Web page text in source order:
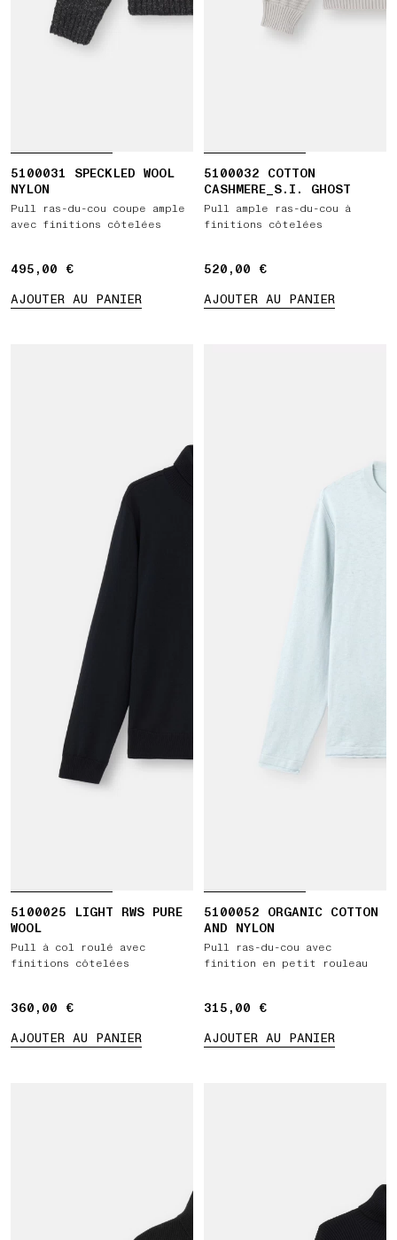
5100031 SPECKLED WOOL
NYLON
Pull ras-du-cou coupe ample
avec finitions côtelées
495,00 €
495,00 €
AJOUTER AU PANIER
5100032 COTTON
CASHMERE_S.I. GHOST
Pull ample ras-du-cou à
finitions côtelées
520,00 €
520,00 €
AJOUTER AU PANIER
5100025 LIGHT RWS PURE
WOOL
Pull à col roulé avec
finitions côtelées
360,00 €
360,00 €
AJOUTER AU PANIER
5100052 ORGANIC COTTON
AND NYLON
Pull ras-du-cou avec
finition en petit rouleau
315,00 €
315,00 €
AJOUTER AU PANIER